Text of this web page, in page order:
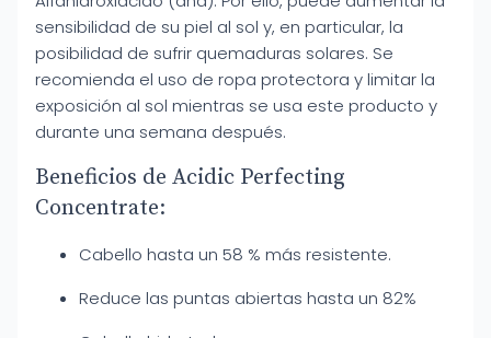
sensibilidad de su piel al sol y, en particular, la
posibilidad de sufrir quemaduras solares. Se
recomienda el uso de ropa protectora y limitar la
exposición al sol mientras se usa este producto y
durante una semana después.
Beneficios de Acidic Perfecting
Concentrate:
Cabello hasta un 58 % más resistente.
Reduce las puntas abiertas hasta un 82%